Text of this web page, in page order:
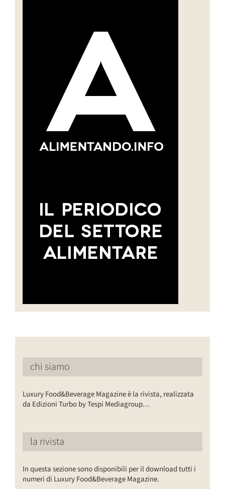
chi siamo
Luxury Food&Beverage Magazine è la rivista, realizzata
da Edizioni Turbo by Tespi Mediagroup…
la rivista
In questa sezione sono disponibili per il download tutti i
numeri di Luxury Food&Beverage Magazine.